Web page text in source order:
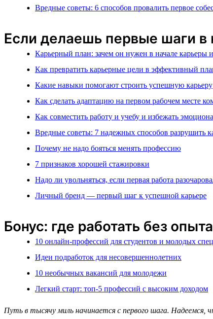
Вредные советы: 6 способов провалить первое
Если делаешь первые шаги в
Карьерный план: зачем он нужен в начале карьеры и
Как превратить карьерные цели в эффективный
Какие навыки помогают строить успешную карьеру
Как сделать адаптацию на первом рабочем месте
Как совместить работу и учебу и избежать
Вредные советы: 7 надежных способов разрушить
Почему не надо бояться менять профессию
7 признаков хорошей стажировки
Надо ли увольняться, если первая работа
Личный бренд — первый шаг к успешной карьере
Бонус: где работать без опыта
10 онлайн-профессий для студентов и молодых
Идеи подработок для несовершеннолетних
10 необычных вакансий для молодежи
Легкий старт: топ-5 профессий с высоким доходом
Путь в тысячу миль начинается с первого шага. Надеемся,